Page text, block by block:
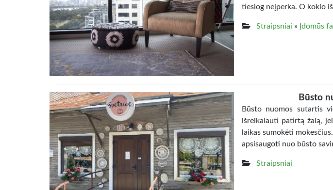
tiesiog neįperka. O kokio
Straipsniai » Įdomūs
Būsto
Būsto nuomos sutartis
išreikalauti patirtą žalą,
laikas sumokėti
apsisaugoti nuo būsto
Straipsniai